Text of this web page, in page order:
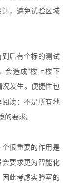
，避免试验区域
后有个标的测试
会造成“楼上楼下
况发生。便捷性包
读：不是所有地
要求。
很重要的作用是
要求更为智能化
此考虑实验室的